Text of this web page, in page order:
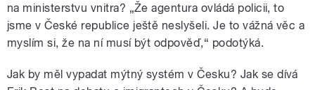
na ministerstvu vnitra? „Že agentura ovládá policii, to
jsme v České republice ještě neslyšeli. Je to vážná věc a
myslím si, že na ní musí být odpověď,“ podotýká.
Jak by měl vypadat mýtný systém v Česku? Jak se dívá